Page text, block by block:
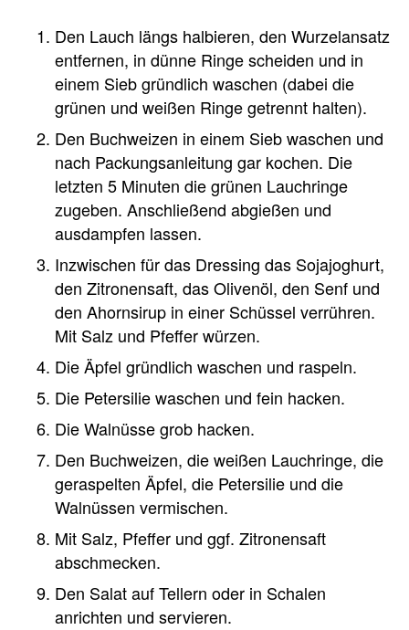
Den Lauch längs halbieren, den Wurzelansatz
entfernen, in dünne Ringe scheiden und in
einem Sieb gründlich waschen (dabei die
grünen und weißen Ringe getrennt halten).
Den Buchweizen in einem Sieb waschen und
nach Packungsanleitung gar kochen. Die
letzten 5 Minuten die grünen Lauchringe
zugeben. Anschließend abgießen und
ausdampfen lassen.
Inzwischen für das Dressing das Sojajoghurt,
den Zitronensaft, das Olivenöl, den Senf und
den Ahornsirup in einer Schüssel verrühren.
Mit Salz und Pfeffer würzen.
Die Äpfel gründlich waschen und raspeln.
Die Petersilie waschen und fein hacken.
Die Walnüsse grob hacken.
Den Buchweizen, die weißen Lauchringe, die
geraspelten Äpfel, die Petersilie und die
Walnüssen vermischen.
Mit Salz, Pfeffer und ggf. Zitronensaft
abschmecken.
Den Salat auf Tellern oder in Schalen
anrichten und servieren.